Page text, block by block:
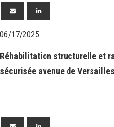
06/17/2025
Réhabilitation structurelle et
sécurisée avenue de